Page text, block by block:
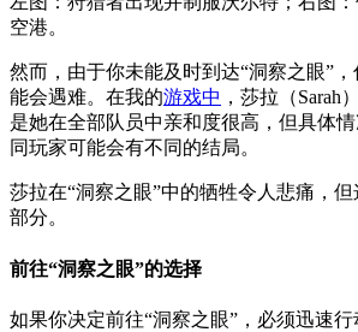
空港。
然而，由于你未能及时到达“洞察之眼”
能会遇难。在我的游戏中 ，莎拉（Sarah
是她在全部队员中亲和度很高，但具体
同玩家可能会有不同的结局。
莎拉在“洞察之眼”中的牺牲令人悲痛，
部分。
前往“洞察之眼”的选择
如果你决定前往“洞察之眼”，必须迅速